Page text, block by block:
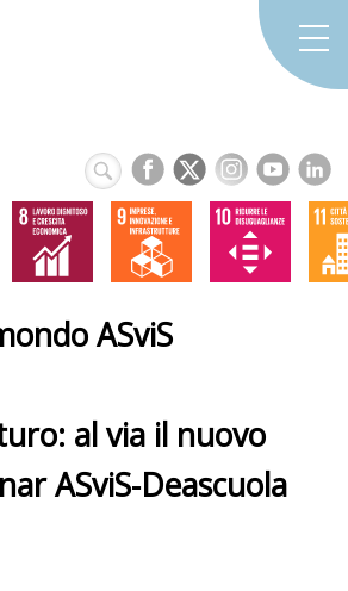
ASviS
al via il nuovo
ASviS-Deascuola